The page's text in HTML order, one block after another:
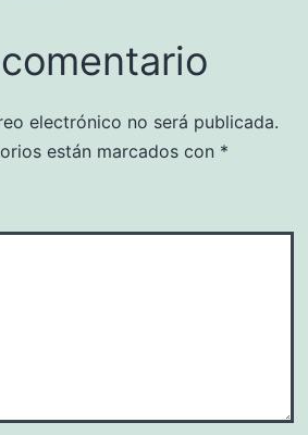
electrónico no será publicada.
están marcados con *